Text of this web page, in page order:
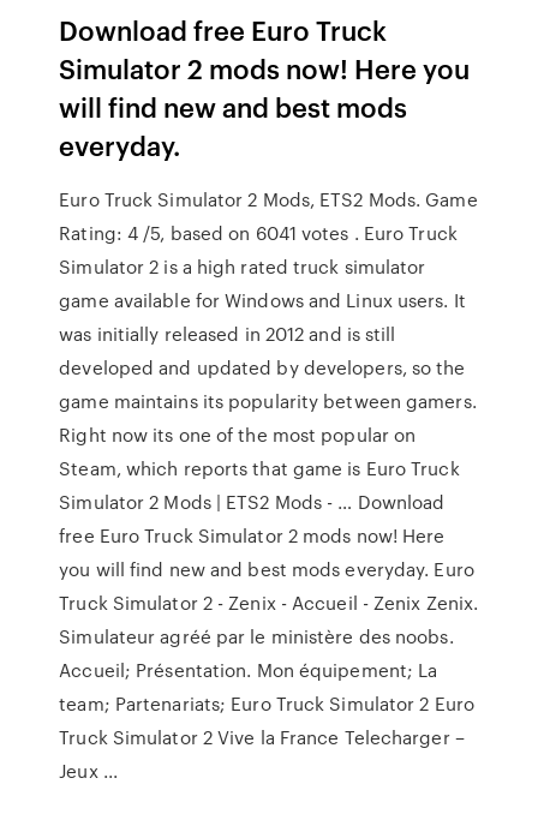
Download free Euro Truck
Simulator 2 mods now! Here you
will find new and best mods
everyday.
Euro Truck Simulator 2 Mods, ETS2 Mods. Game
Rating: 4 /5, based on 6041 votes . Euro Truck
Simulator 2 is a high rated truck simulator
game available for Windows and Linux users. It
was initially released in 2012 and is still
developed and updated by developers, so the
game maintains its popularity between gamers.
Right now its one of the most popular on
Steam, which reports that game is Euro Truck
Simulator 2 Mods | ETS2 Mods - … Download
free Euro Truck Simulator 2 mods now! Here
you will find new and best mods everyday. Euro
Truck Simulator 2 - Zenix - Accueil - Zenix Zenix.
Simulateur agréé par le ministère des noobs.
Accueil; Présentation. Mon équipement; La
team; Partenariats; Euro Truck Simulator 2 Euro
Truck Simulator 2 Vive la France Telecharger –
Jeux ...